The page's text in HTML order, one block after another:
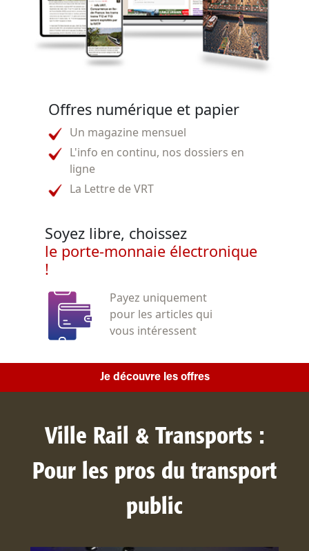
Offres numérique et papier
Un magazine mensuel
L'info en continu, nos dossiers en
ligne
La Lettre de VRT
Soyez libre, choissez
le porte-monnaie électronique
!
Payez uniquement
pour les articles qui
vous intéressent
Je découvre les offres
Ville Rail & Transports :
Pour les pros du transport
public